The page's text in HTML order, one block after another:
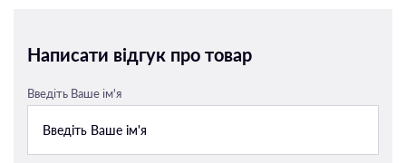
Написати відгук про товар
Введіть Ваше ім'я